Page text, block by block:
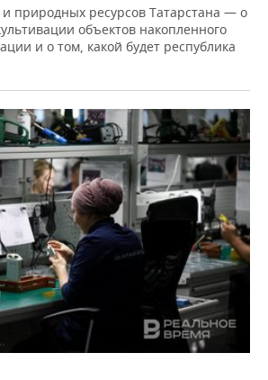
природных ресурсов Татарстана — о
объектов накопленного
и о том, какой будет республика